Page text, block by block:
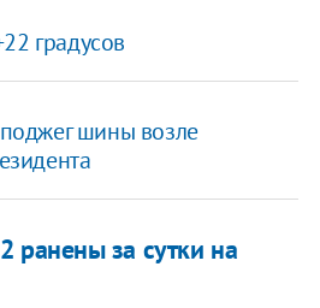
градусов
шины возле
ранены за сутки на